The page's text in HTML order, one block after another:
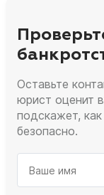
Оставьте
юрист оценит
подскажет,
безопасно.